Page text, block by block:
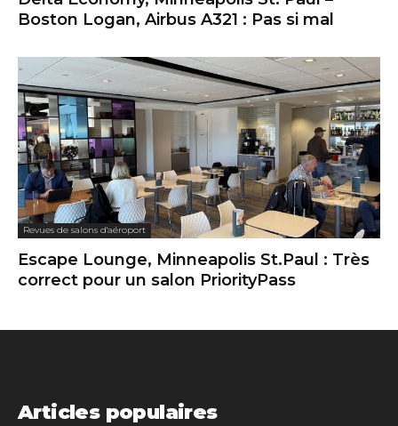
Boston Logan, Airbus A321 : Pas si mal
Revues de salons d'aéroport
Escape Lounge, Minneapolis St.Paul : Très
correct pour un salon PriorityPass
Articles populaires